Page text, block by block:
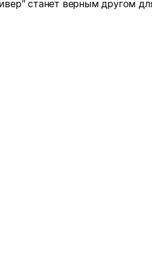
станет верным другом